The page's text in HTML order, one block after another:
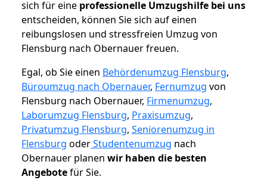
sich für eine professionelle Umzugshilfe bei uns
entscheiden, können Sie sich auf einen
reibungslosen und stressfreien Umzug von
Flensburg nach Obernauer freuen.
Egal, ob Sie einen Behördenumzug Flensburg,
Büroumzug nach Obernauer, Fernumzug von
Flensburg nach Obernauer, Firmenumzug,
Laborumzug Flensburg, Praxisumzug,
Privatumzug Flensburg, Seniorenumzug in
Flensburg oderStudentenumzug nach
Obernauer planen wir haben die besten
Angebotefür Sie.